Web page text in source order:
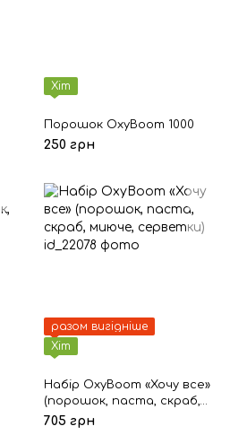
Хіт
Порошок OxyBoom 1000
250 грн
разом вигідніше
Хіт
Набір OxyBoom «Хочу все»
(порошок, паста, скраб,
миюче, серветки)
705 грн